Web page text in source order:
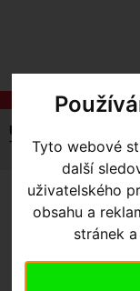
Tyto webové
další
uživatelského
obsahu a
stránek
Úvodní strana
Therminal RBX
FAZE
Grey/